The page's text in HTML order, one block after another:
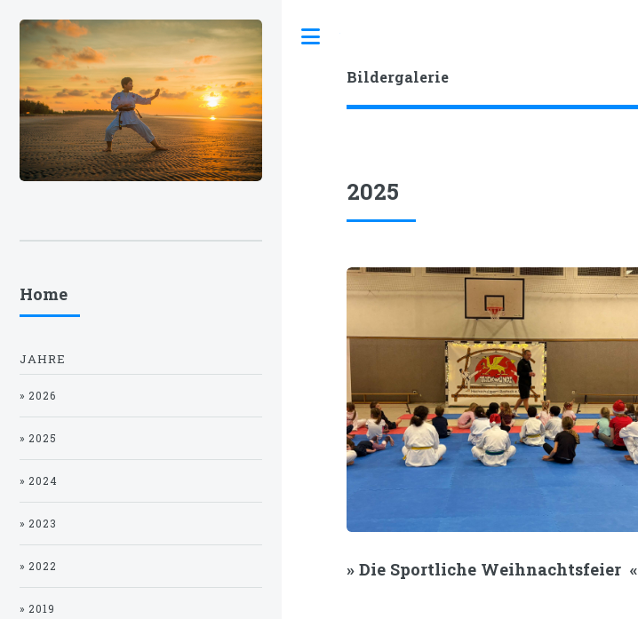
Bildergalerie
2025
» Die Sportliche Weihnachtsfeier «
Home
JAHRE
» 2026
» 2025
» 2024
» 2023
» 2022
» 2019
Toggle